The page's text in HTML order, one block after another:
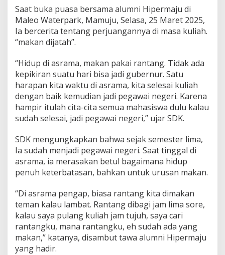
a
8
0
:
R
a
n
t
a
n
g
e
r
i
n
g
i
a
n
g
,
Saat buka puasa bersama alumni Hipermaju di
Maleo Waterpark, Mamuju, Selasa, 25 Maret 2025,
Ia bercerita tentang perjuangannya di masa kuliah.
“makan dijatah”.
“Hidup di asrama, makan pakai rantang. Tidak ada
kepikiran suatu hari bisa jadi gubernur. Satu
harapan kita waktu di asrama, kita selesai kuliah
dengan baik kemudian jadi pegawai negeri. Karena
hampir itulah cita-cita semua mahasiswa dulu kalau
sudah selesai, jadi pegawai negeri,” ujar SDK.
SDK mengungkapkan bahwa sejak semester lima,
Ia sudah menjadi pegawai negeri. Saat tinggal di
asrama, ia merasakan betul bagaimana hidup
penuh keterbatasan, bahkan untuk urusan makan.
“Di asrama pengap, biasa rantang kita dimakan
teman kalau lambat. Rantang dibagi jam lima sore,
kalau saya pulang kuliah jam tujuh, saya cari
rantangku, mana rantangku, eh sudah ada yang
makan,” katanya, disambut tawa alumni Hipermaju
yang hadir.